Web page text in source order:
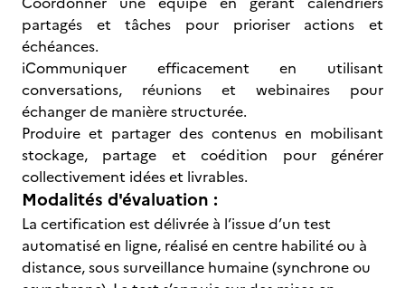
partagés et tâches pour prioriser actions et
échéances.
iCommuniquer efficacement en utilisant
conversations, réunions et webinaires pour
échanger de manière structurée.
Produire et partager des contenus en mobilisant
stockage, partage et coédition pour générer
collectivement idées et livrables.
Modalités d'évaluation :
La certification est délivrée à l’issue d’un test
automatisé en ligne, réalisé en centre habilité ou à
distance, sous surveillance humaine (synchrone ou